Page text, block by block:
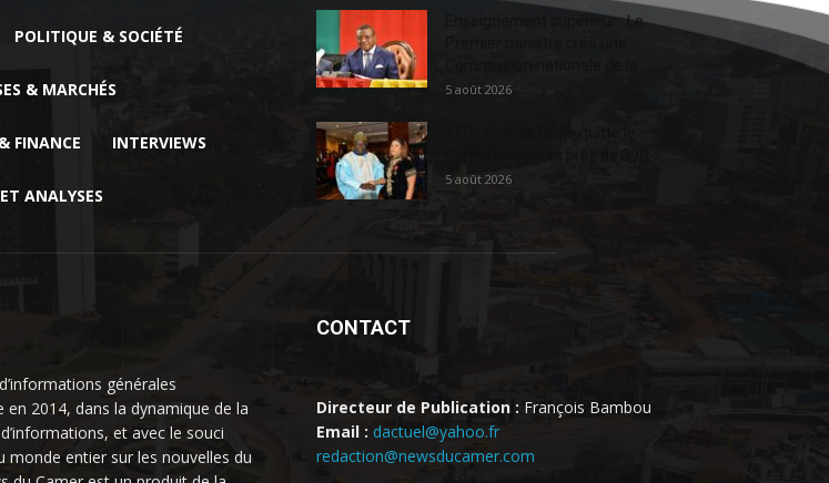
POLITIQUE & SOCIÉTÉ
& MARCHÉS
FINANCE INTERVIEWS
ANALYSES
Enseignement supérieur : Le
5 août 2026
5 août 2026
générales
2014, dans la dynamique de la
et avec le souci
monde entier sur les nouvelles du
CONTACT
Directeur de Publication : François Bambou
Email : dactuel@yahoo.fr
redaction@newsducamer.com